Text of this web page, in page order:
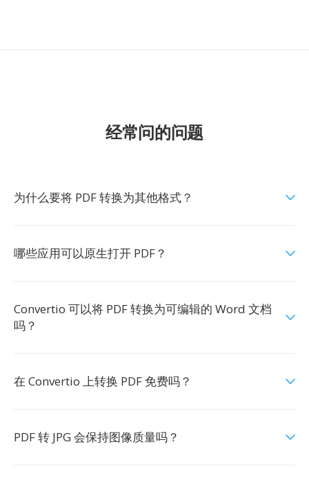
经常问的问题
为什么要将 PDF 转换为其他格式？
哪些应用可以原生打开 PDF？
Convertio 可以将 PDF 转换为可编辑的 Word 文档
吗？
在 Convertio 上转换 PDF 免费吗？
PDF 转 JPG 会保持图像质量吗？